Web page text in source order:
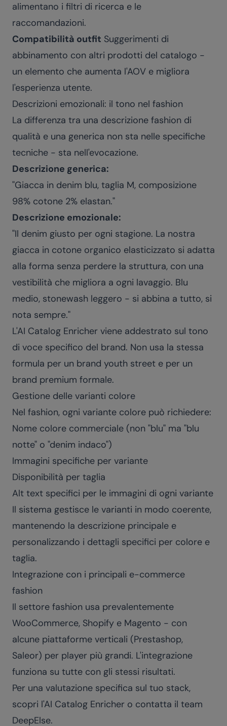
alimentano i filtri di ricerca e le
raccomandazioni.
Compatibilità outfit Suggerimenti di
abbinamento con altri prodotti del catalogo -
un elemento che aumenta l'AOV e migliora
l'esperienza utente.
Descrizioni emozionali: il tono nel fashion
La differenza tra una descrizione fashion di
qualità e una generica non sta nelle specifiche
tecniche - sta nell'evocazione.
Descrizione generica:
"Giacca in denim blu, taglia M, composizione
98% cotone 2% elastan."
Descrizione emozionale:
"Il denim giusto per ogni stagione. La nostra
giacca in cotone organico elasticizzato si adatta
alla forma senza perdere la struttura, con una
vestibilità che migliora a ogni lavaggio. Blu
medio, stonewash leggero - si abbina a tutto, si
nota sempre."
L'AI Catalog Enricher viene addestrato sul tono
di voce specifico del brand. Non usa la stessa
formula per un brand youth street e per un
brand premium formale.
Gestione delle varianti colore
Nel fashion, ogni variante colore può richiedere:
Nome colore commerciale (non "blu" ma "blu
notte" o "denim indaco")
Immagini specifiche per variante
Disponibilità per taglia
Alt text specifici per le immagini di ogni variante
Il sistema gestisce le varianti in modo coerente,
mantenendo la descrizione principale e
personalizzando i dettagli specifici per colore e
taglia.
Integrazione con i principali e-commerce
fashion
Il settore fashion usa prevalentemente
WooCommerce, Shopify e Magento - con
alcune piattaforme verticali (Prestashop,
Saleor) per player più grandi. L'integrazione
funziona su tutte con gli stessi risultati.
Per una valutazione specifica sul tuo stack,
scopri l'AI Catalog Enricher o contatta il team
DeepElse.